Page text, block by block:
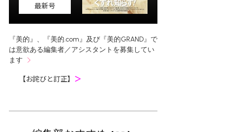
最新号
『美的』、『美的.com』及び『美的GRAND』で
は意欲ある編集者／アシスタントを募集してい
ます
【お詫びと訂正】 ＞